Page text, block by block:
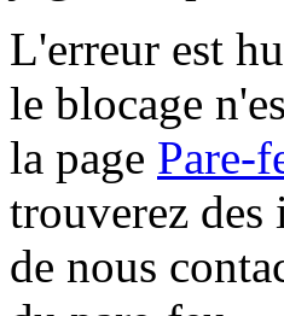
L'erreur est
le blocage
la page Pare-
trouverez
de nous